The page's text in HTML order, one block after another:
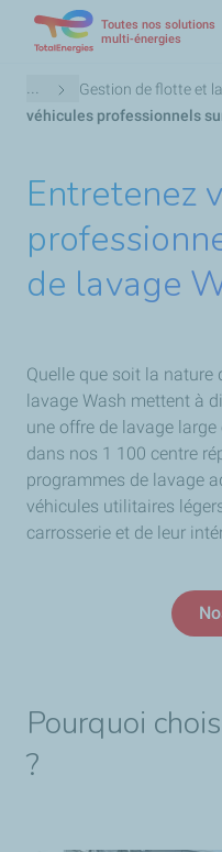
Toutes nos solutions
multi-énergies
Fil
d'Ariane
... Gestion de flotte et
véhicules professionnels
Entretenez
de lavage
Quelle que soit la nature
lavage Wash mettent à
une offre de lavage
dans nos 1 100 centre
programmes de lavage
véhicules utilitaires
carrosserie et de leur
Pourquoi
?